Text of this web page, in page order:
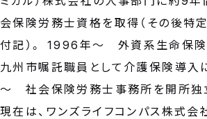
会保険労務士資格を取得（その後特
付記）。 1996年～ 外資系生命保険
九州市嘱託職員として介護保険導入
～ 社会保険労務士事務所を開所独
現在は、ワンズライフコンパス株式会